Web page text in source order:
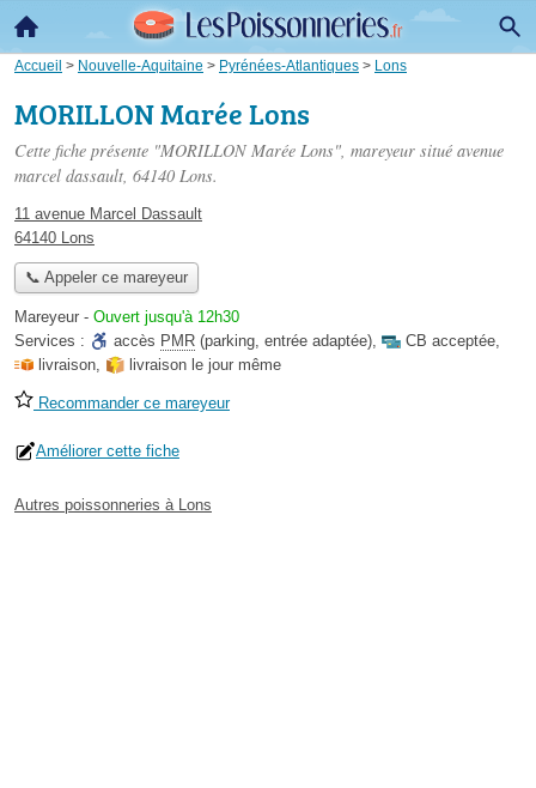
Accueil > Nouvelle-Aquitaine > Pyrénées-Atlantiques > Lons
MORILLON Marée Lons
Cette fiche présente "MORILLON Marée Lons", mareyeur situé avenue
marcel dassault, 64140 Lons.
11 avenue Marcel Dassault
64140 Lons
📞 Appeler ce mareyeur
Mareyeur - Ouvert jusqu'à 12h30
Services :
accès PMR (parking, entrée adaptée), CB acceptée,
livraison, livraison le jour même
Recommander ce mareyeur
Améliorer cette fiche
Autres poissonneries à Lons